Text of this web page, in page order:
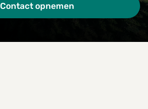
Contact opnemen